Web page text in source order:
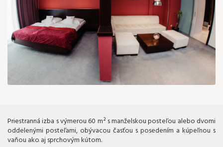
Priestranná izba s výmerou 60 m² s manželskou posteľou alebo dvomi
oddelenými posteľami, obývacou časťou s posedením a kúpeľnou s
vaňou ako aj sprchovým kútom.